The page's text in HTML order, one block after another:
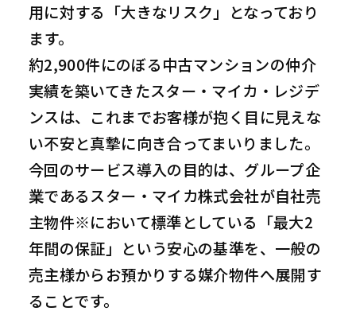
用に対する「大きなリスク」となっており
ます。
約2,900件にのぼる中古マンションの仲介
実績を築いてきたスター・マイカ・レジデ
ンスは、これまでお客様が抱く目に見えな
い不安と真摯に向き合ってまいりました。
今回のサービス導入の目的は、グループ企
業であるスター・マイカ株式会社が自社売
主物件※において標準としている「最大2
年間の保証」という安心の基準を、一般の
売主様からお預かりする媒介物件へ展開す
ることです。